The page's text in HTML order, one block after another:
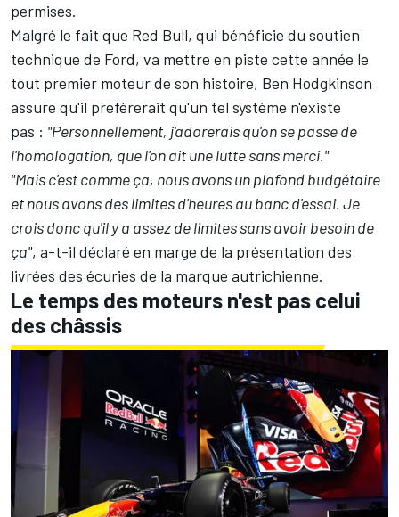
permises.
Malgré le fait que Red Bull, qui bénéficie du soutien
technique de Ford, va mettre en piste cette année le
tout premier moteur de son histoire, Ben Hodgkinson
assure qu'il préférerait qu'un tel système n'existe
pas : "Personnellement, j'adorerais qu'on se passe de
l'homologation, que l'on ait une lutte sans merci."
"Mais c'est comme ça, nous avons un plafond budgétaire
et nous avons des limites d'heures au banc d'essai. Je
crois donc qu'il y a assez de limites sans avoir besoin de
ça", a-t-il déclaré en marge de la présentation des
livrées des écuries de la marque autrichienne.
Le temps des moteurs n'est pas celui
des châssis